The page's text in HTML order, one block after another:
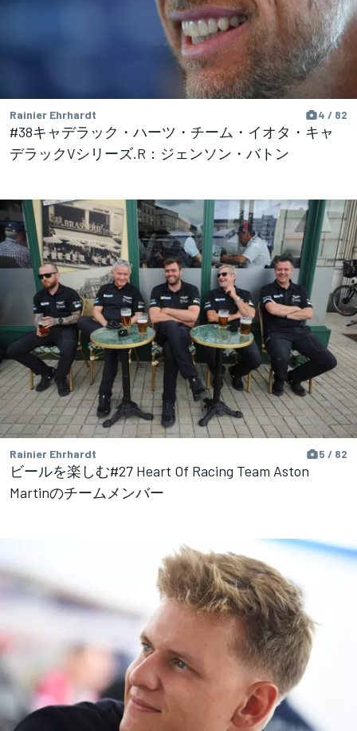
Rainier Ehrhardt 4 / 82
#38キャデラック・ハーツ・チーム・イオタ・キャ
デラックVシリーズ.R：ジェンソン・バトン
Rainier Ehrhardt 5 / 82
ビールを楽しむ#27 Heart Of Racing Team Aston
Martinのチームメンバー